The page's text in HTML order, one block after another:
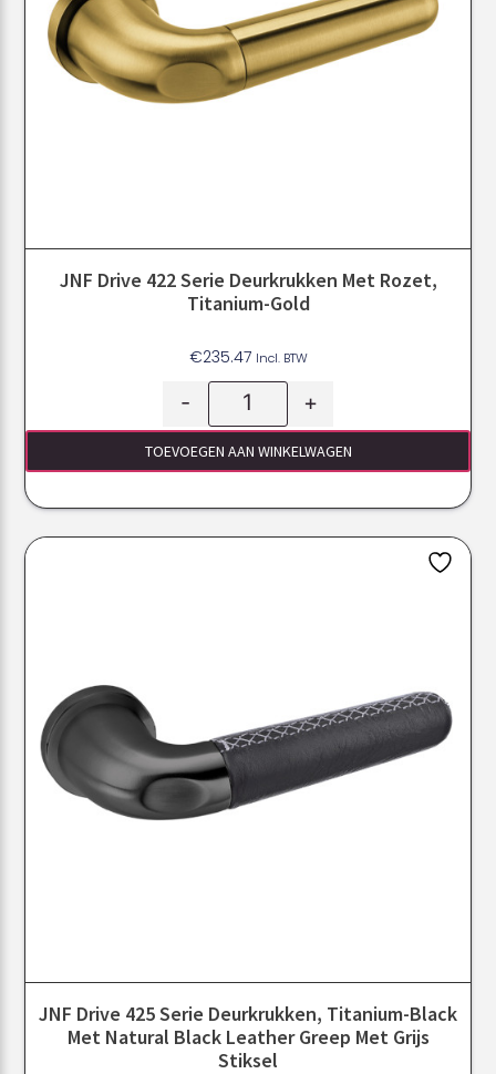
JNF Drive 422 Serie Deurkrukken Met Rozet,
Titanium-Gold
€235.47 Incl. BTW
- +
TOEVOEGEN AAN WINKELWAGEN
JNF Drive 425 Serie Deurkrukken, Titanium-Black
Met Natural Black Leather Greep Met Grijs
Stiksel